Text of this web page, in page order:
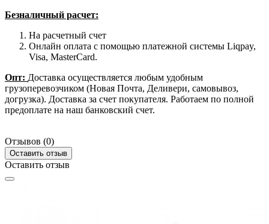
Безналичный расчет:
На расчетный счет
Онлайн оплата с помощью платежной системы Liqpay,
Visa, MasterCard.
Опт: Доставка осуществляется любым удобным
грузоперевозчиком (Новая Почта, Деливери, самовывоз,
догрузка). Доставка за счет покупателя. Работаем по полной
предоплате на наш банковский счет.
Отзывов (0)
Оставить отзыв
Оставить отзыв